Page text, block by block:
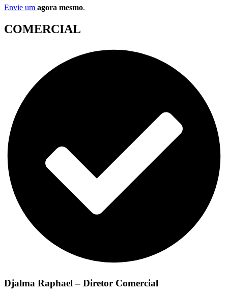
Envie um agora mesmo.
COMERCIAL
Djalma Raphael – Diretor Comercial